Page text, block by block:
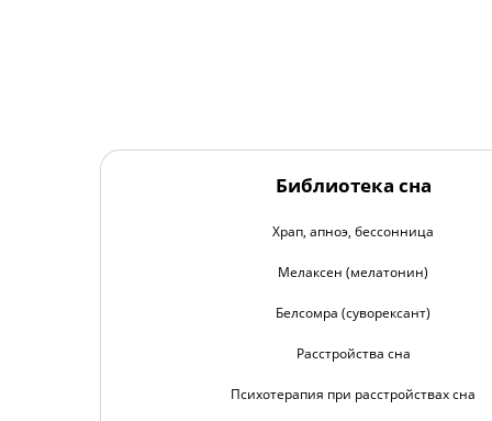
Библиотека сна
Храп, апноэ, бессонница
Мелаксен (мелатонин)
Белсомра (суворексант)
Расстройства сна
Психотерапия при расстройствах сна